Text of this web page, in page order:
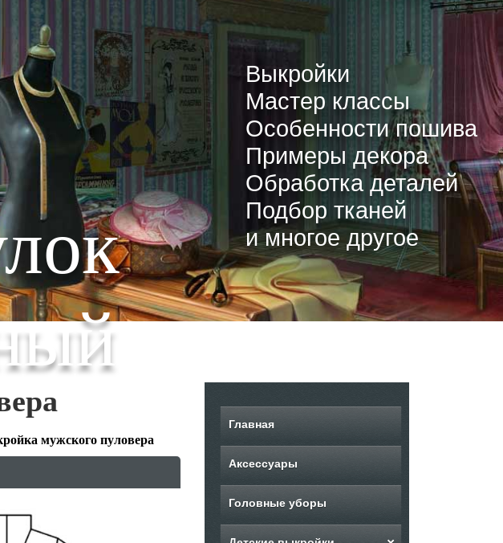
Выкройки
Мастер классы
Особенности пошива
Примеры декора
Обработка деталей
Подбор тканей
и многое другое
мужского пуловера
Главная
Аксессуары
Головные уборы